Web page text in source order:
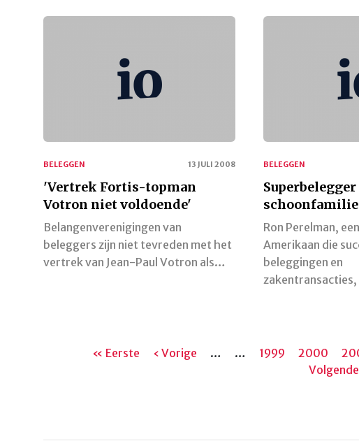
BELEGGEN 13 JULI 2008
'Vertrek Fortis-topman
Votron niet voldoende'
Belangenverenigingen van
beleggers zijn niet tevreden met het
vertrek van Jean-Paul Votron als…
BELEGGEN
schoonfamilie
Ron Perelman,
Amerikaan die
beleggingen en
Paginering
Eerste
« Eerste
Vorige
‹ Vorige … … Pagina
1999 Pagina
2000